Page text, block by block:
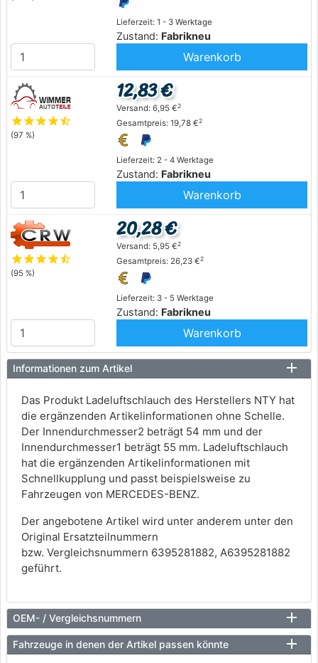
Lieferzeit: 1 - 3 Werktage
Zustand: Fabrikneu
Warenkorb
starstarstarstarstar_half
(97 %)
Lieferzeit: 2 - 4 Werktage
Zustand: Fabrikneu
12,83 €
Versand: 6,95 €2
Gesamtpreis: 19,78 €2
Warenkorb
starstarstarstarstar_half
(95 %)
Lieferzeit: 3 - 5 Werktage
Zustand: Fabrikneu
20,28 €
Versand: 5,95 €2
Gesamtpreis: 26,23 €2
Warenkorb
Informationen zum Artikel
Das Produkt Ladeluftschlauch des Herstellers NTY hat
die ergänzenden Artikelinformationen ohne Schelle.
Der Innendurchmesser2 beträgt 54 mm und der
Innendurchmesser1 beträgt 55 mm. Ladeluftschlauch
hat die ergänzenden Artikelinformationen mit
Schnellkupplung und passt beispielsweise zu
Fahrzeugen von MERCEDES-BENZ.
Der angebotene Artikel wird unter anderem unter den
Original Ersatzteilnummern
bzw. Vergleichsnummern 6395281882, A6395281882
geführt.
OEM- / Vergleichsnummern
Fahrzeuge in denen der Artikel passen könnte